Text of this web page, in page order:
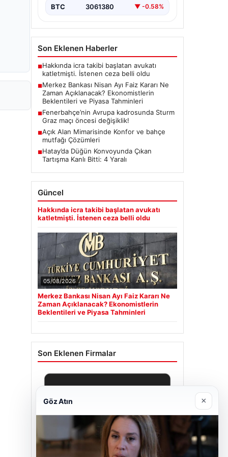
ayı faiz kararını belirlemek üzere…
BTC 3061380 ▼ -0.58%
Son Eklenen Haberler
■Hakkında icra takibi başlatan avukatı
katletmişti. İstenen ceza belli oldu
■Merkez Bankası Nisan Ayı Faiz Kararı Ne
Zaman Açıklanacak? Ekonomistlerin
Beklentileri ve Piyasa Tahminleri
■Fenerbahçe’nin Avrupa kadrosunda Sturm
Graz maçı öncesi değişiklik!
■Açık Alan Mimarisinde Konfor ve bahçe
mutfağı Çözümleri
■Hatay’da Düğün Konvoyunda Çıkan
Tartışma Kanlı Bitti: 4 Yaralı
Güncel
Hakkında icra takibi başlatan avukatı
katletmişti. İstenen ceza belli oldu
05/08/2026
Merkez Bankası Nisan Ayı Faiz Kararı Ne
Zaman Açıklanacak? Ekonomistlerin
Beklentileri ve Piyasa Tahminleri
Son Eklenen Firmalar
Göz Atın ×